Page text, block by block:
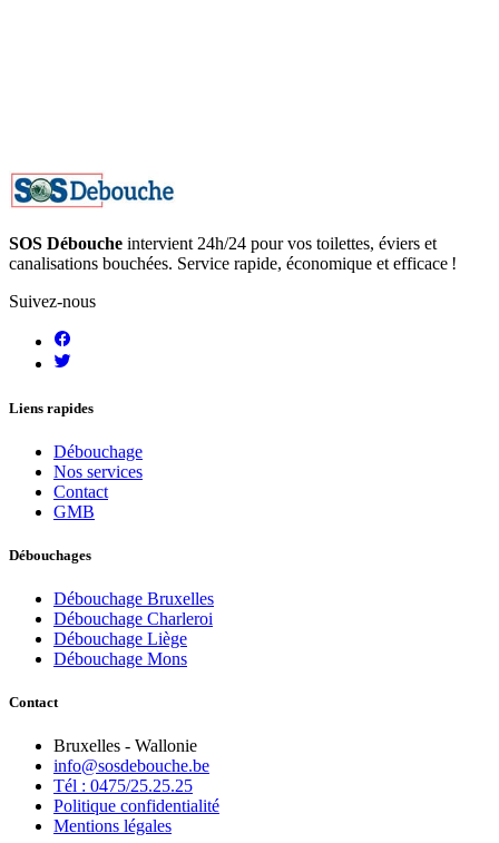
SOS Débouche intervient 24h/24 pour vos toilettes, éviers et
canalisations bouchées. Service rapide, économique et efficace !
Suivez-nous
Liens rapides
Débouchage
Nos services
Contact
GMB
Débouchages
Débouchage Bruxelles
Débouchage Charleroi
Débouchage Liège
Débouchage Mons
Contact
Bruxelles - Wallonie
info@sosdebouche.be
Tél : 0475/25.25.25
Politique confidentialité
Mentions légales